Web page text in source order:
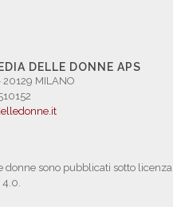
DELLE DONNE APS
MILANO
sono pubblicati sotto licenza
4.0.